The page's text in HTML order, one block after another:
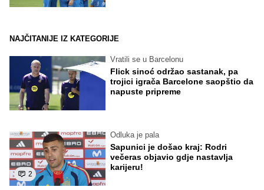
NAJČITANIJE IZ KATEGORIJE
Vratili se u Barcelonu
Flick sinoć održao sastanak, pa
trojici igrača Barcelone saopštio da
napuste pripreme
2
Odluka je pala
Sapunici je došao kraj: Rodri
večeras objavio gdje nastavlja
karijeru!